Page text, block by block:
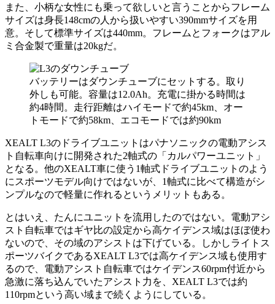
また、小柄な女性にも乗って欲しいと言うことからフレーム
サイズは身長148cmの人から扱いやすい390mmサイズを用
意。そして標準サイズは440mm。フレームとフォークはアル
ミ合金製で重量は20kgだ。
バッテリーはダウンチューブにセットする。取り
外しも可能。容量は12.0Ah。充電に掛かる時間は
約4時間。走行距離はハイモードで約45km、オー
トモードで約58km、エコモードでは約90km
XEALT L3のドライブユニットはパナソニックの電動アシス
ト自転車向けに開発された2軸式の「カルパワーユニット」
となる。他のXEALT車に使う1軸式ドライブユニットのよう
にスポーツモデル向けではないが、1軸式に比べて構造がシ
ンプルなので軽量に作れるというメリットもある。
とはいえ、たんにユニットを流用したのではない。電動アシ
スト自転車ではギヤ比の設定から高ケイデンス域はほぼ使わ
ないので、その域のアシストは下げている。しかしライトス
ポーツバイクであるXEALT L3では高ケイデンス域も使用す
るので、電動アシスト自転車ではケイデンス60rpm付近から
急激に落ち込んでいたアシスト力を、XEALT L3では約
110rpmという高い域まで続くようにしている。